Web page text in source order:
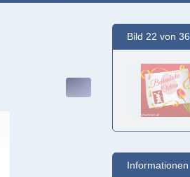
Bild 22 von 36
Informationen